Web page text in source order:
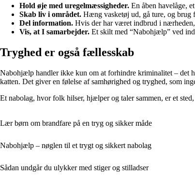
Hold øje med uregelmæssigheder. En åben havelåge,
Skab liv i området. Hæng vasketøj ud, gå ture, og brug
Del information. Hvis der har været indbrud i
Vis, at I samarbejder. Et skilt med “Nabohjælp” ved
Tryghed er også fællesskab
Nabohjælp handler ikke kun om at forhindre kriminalitet – det
katten. Det giver en følelse af samhørighed og tryghed, som
Et nabolag, hvor folk hilser, hjælper og taler sammen, er et
Lær børn om brandfare på en tryg og sikker måde
Nabohjælp – nøglen til et trygt og sikkert nabolag
Sådan undgår du ulykker med stiger og stilladser